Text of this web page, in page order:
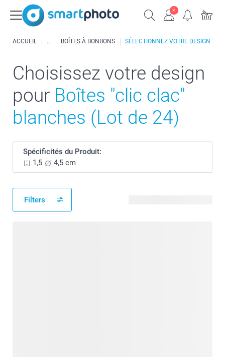
ACCUEIL BOÎTES À BONBONS SÉLECTIONNEZ VOTRE DESIGN
Choisissez votre design
pour Boîtes "clic clac"
blanches (Lot de 24)
Spécificités du Produit:
1,5
4,5 cm
Filters